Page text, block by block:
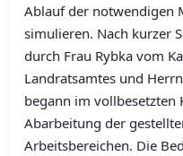
Ablauf der notwendigen
simulieren. Nach kurzer
durch Frau Rybka vom
Landratsamtes und
begann im vollbesetzten
Abarbeitung der
Arbeitsbereichen. Die